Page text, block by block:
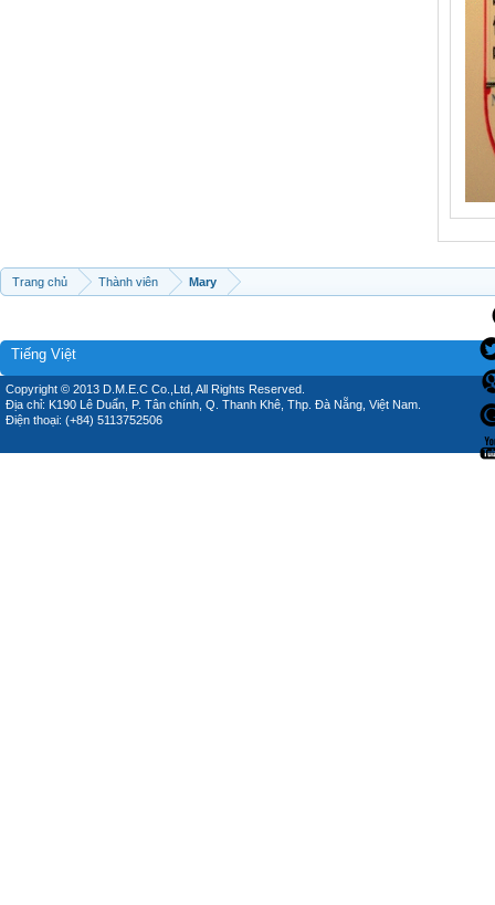
Trang chủ Thành viên Mary
Tiếng Việt
Copyright © 2013 D.M.E.C Co.,Ltd, All Rights Reserved.
Địa chỉ: K190 Lê Duẩn, P. Tân chính, Q. Thanh Khê, Thp. Đà Nẵng, Việt Nam.
Điện thoại: (+84) 5113752506